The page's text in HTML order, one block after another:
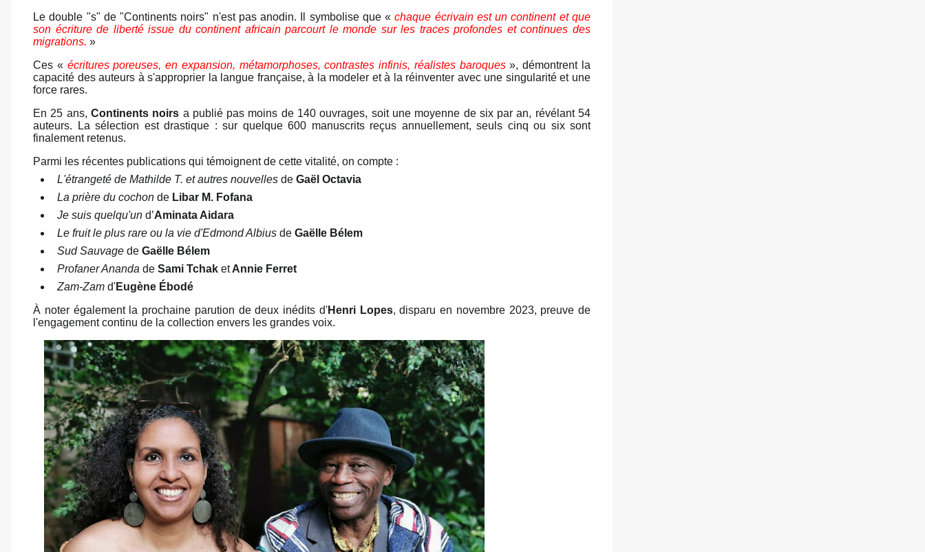
Le double "s" de "Continents noirs" n'est pas anodin. Il symbolise que «chaque écrivain est un continent et que
son écriture de liberté issue du continent africain parcourt le monde sur les traces profondes et continues des
migrations. »
Ces « écritures poreuses, en expansion, métamorphoses, contrastes infinis, réalistes baroques», démontrent la
capacité des auteurs à s'approprier la langue française, à la modeler et à la réinventer avec une singularité et une
force rares.
En 25 ans, Continents noirs a publié pas moins de 140 ouvrages, soit une moyenne de six par an, révélant 54
auteurs. La sélection est drastique : sur quelque 600 manuscrits reçus annuellement, seuls cinq ou six sont
finalement retenus.
Parmi les récentes publications qui témoignent de cette vitalité, on compte :
L'étrangeté de Mathilde T. et autres nouvelles de Gaël Octavia
La prière du cochon de Libar M. Fofana
Je suis quelqu'un d’Aminata Aidara
Le fruit le plus rare ou la vie d'Edmond Albius de Gaëlle Bélem
Sud Sauvage de Gaëlle Bélem
Profaner Ananda de Sami Tchak etAnnie Ferret
Zam-Zam d'Eugène Ébodé
À noter également la prochaine parution de deux inédits d'Henri Lopes, disparu en novembre 2023, preuve de
l'engagement continu de la collection envers les grandes voix.